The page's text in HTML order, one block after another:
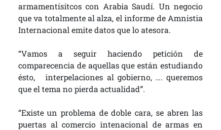
armamentísitcos con Arabia Saudí. Un negocio
que va totalmente al alza, el informe de Amnistia
Internacional emite datos que lo atesora.
“Vamos a seguir haciendo petición de
comparecencia de aquellas que están estudiando
ésto, interpelaciones al gobierno, …. queremos
que el tema no pierda actualidad”.
“Existe un problema de doble cara, se abren las
puertas al comercio intenacional de armas en